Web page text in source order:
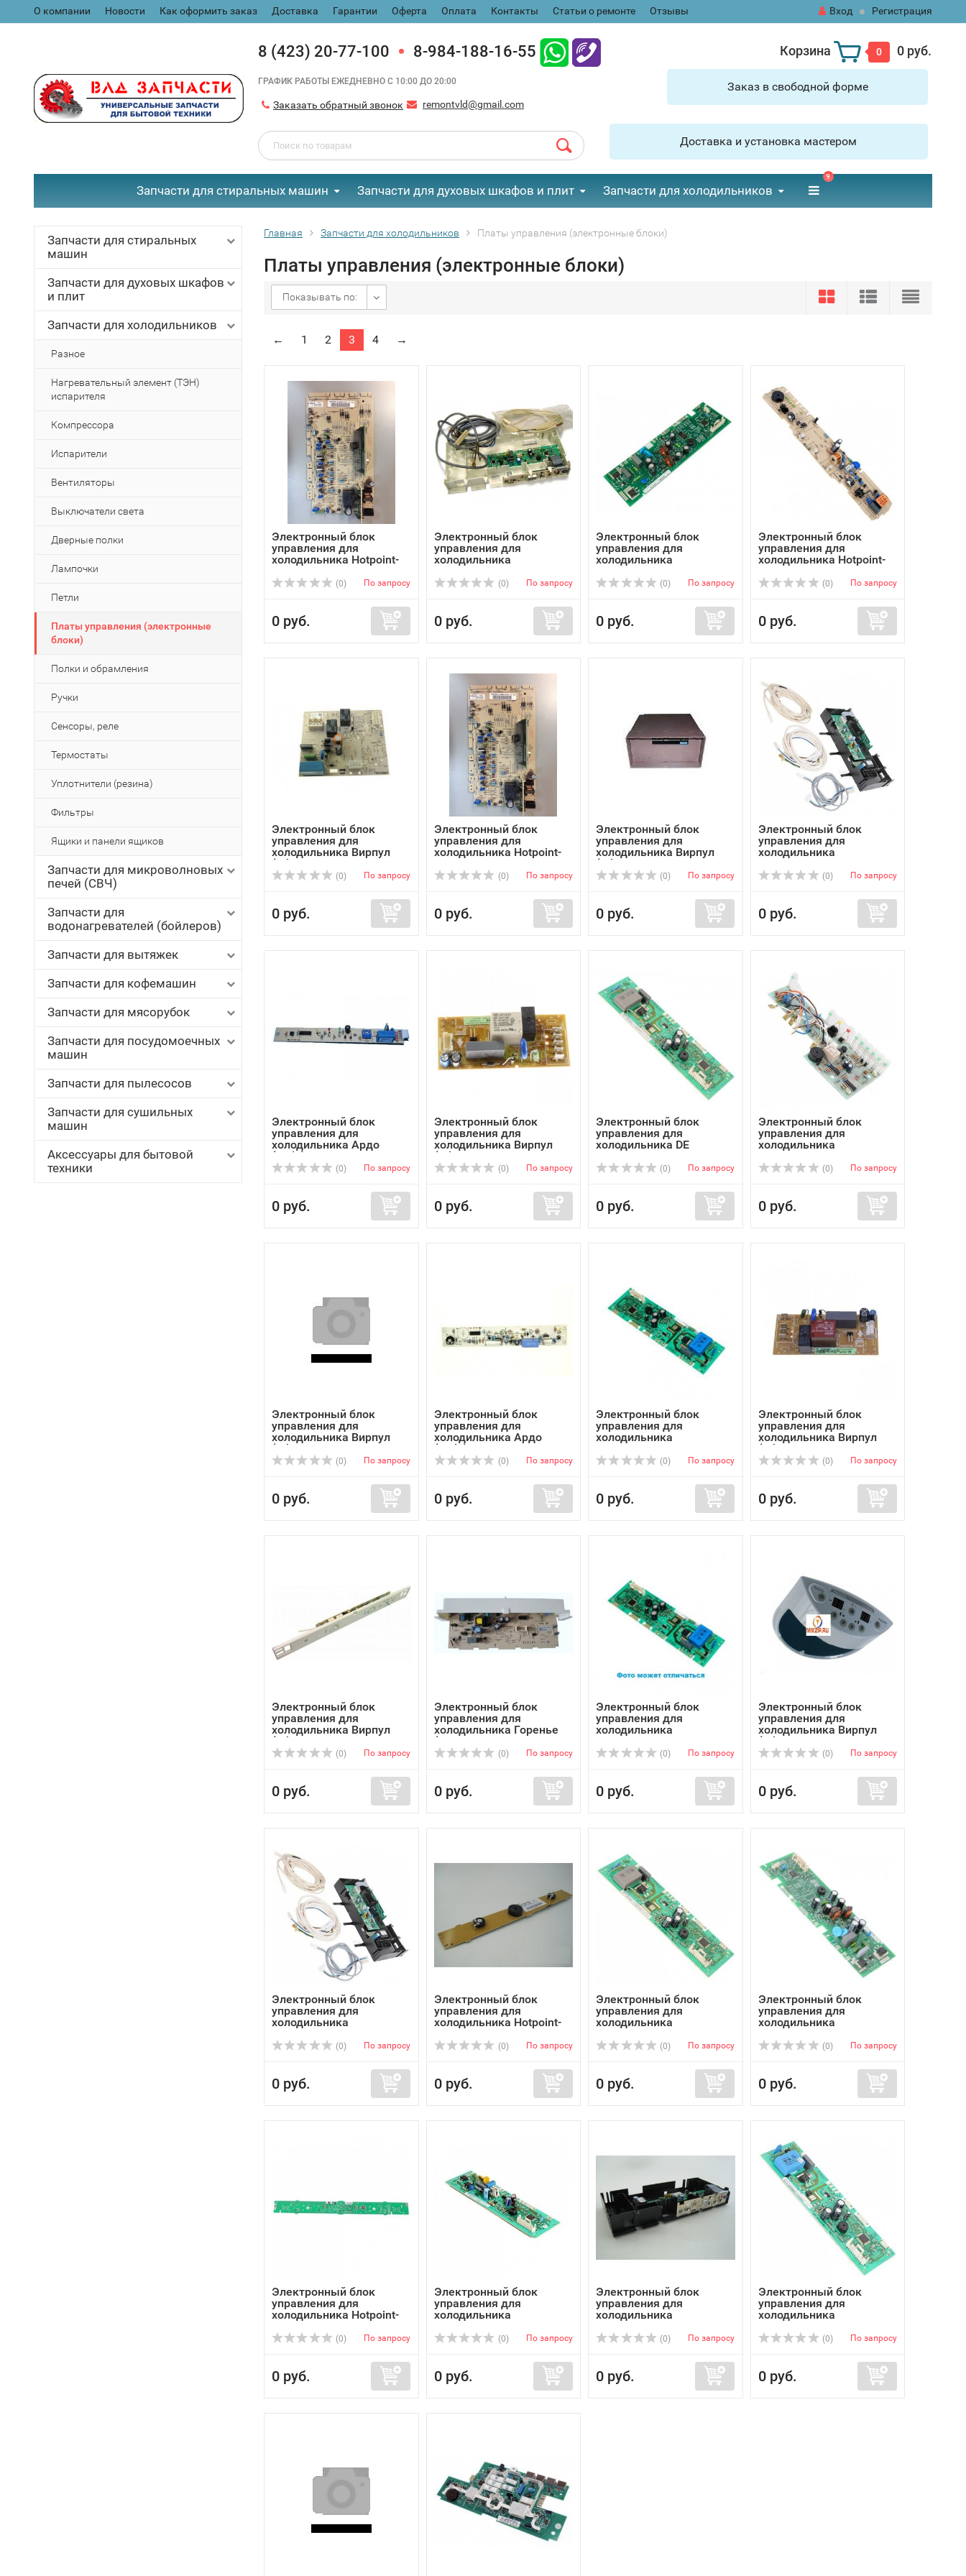
О компании Новости Как оформить заказ Доставка Гарантии Оферта Оплата Контакты Статьи о ремонте Отзывы Вход Регистрация
8 (423) 20-77-100 8-984-188-16-55
ГРАФИК РАБОТЫ ЕЖЕДНЕВНО С 10:00 ДО 20:00
Заказать обратный звонок remontvld@gmail.com
Корзина 0 0 руб.
Заказ в свободной форме
Доставка и установка мастером
Запчасти для стиральных машин Запчасти для духовых шкафов и плит Запчасти для холодильников
9
Запчасти для стиральных
машин
Запчасти для духовых шкафов
и плит
Запчасти для холодильников
Разное
Нагревательный элемент (ТЭН)
испарителя
Компрессора
Испарители
Вентиляторы
Выключатели света
Дверные полки
Лампочки
Петли
Платы управления (электронные
блоки)
Полки и обрамления
Ручки
Сенсоры, реле
Термостаты
Уплотнители (резина)
Фильтры
Ящики и панели ящиков
Запчасти для микроволновых
печей (СВЧ)
Запчасти для
водонагревателей (бойлеров)
Запчасти для вытяжек
Запчасти для кофемашин
Запчасти для мясорубок
Запчасти для посудомоечных
машин
Запчасти для пылесосов
Запчасти для сушильных
машин
Аксессуары для бытовой
техники
Главная Запчасти для холодильников Платы управления (электронные блоки)
Платы управления (электронные блоки)
Показывать по:
← 1 2 3 4 →
Электронный блок
управления для
холодильника Hotpoint-
(0) По запросу
0 руб.
Электронный блок
управления для
холодильника
(0) По запросу
0 руб.
Электронный блок
управления для
холодильника
(0) По запросу
0 руб.
Электронный блок
управления для
холодильника Hotpoint-
(0) По запросу
0 руб.
Электронный блок
управления для
холодильника Вирпул
(Whir...
(0) По запросу
0 руб.
Электронный блок
управления для
холодильника Hotpoint-
(0) По запросу
0 руб.
Электронный блок
управления для
холодильника Вирпул
(Whir...
(0) По запросу
0 руб.
Электронный блок
управления для
холодильника
(0) По запросу
0 руб.
Электронный блок
управления для
холодильника Ардо
(Ardo) ...
(0) По запросу
0 руб.
Электронный блок
управления для
холодильника Вирпул
(Whir...
(0) По запросу
0 руб.
Электронный блок
управления для
холодильника DE
(0) По запросу
0 руб.
Электронный блок
управления для
холодильника
(0) По запросу
0 руб.
Электронный блок
управления для
холодильника Вирпул
(Whir...
(0) По запросу
0 руб.
Электронный блок
управления для
холодильника Ардо
(Ardo) ...
(0) По запросу
0 руб.
Электронный блок
управления для
холодильника
(0) По запросу
0 руб.
Электронный блок
управления для
холодильника Вирпул
(Whir...
(0) По запросу
0 руб.
Электронный блок
управления для
холодильника Вирпул
(Whir...
(0) По запросу
0 руб.
Электронный блок
управления для
холодильника Горенье
(Gor...
(0) По запросу
0 руб.
Электронный блок
управления для
холодильника
(0) По запросу
0 руб.
Электронный блок
управления для
холодильника Вирпул
(Whir...
(0) По запросу
0 руб.
Электронный блок
управления для
холодильника
(0) По запросу
0 руб.
Электронный блок
управления для
холодильника Hotpoint-
(0) По запросу
0 руб.
Электронный блок
управления для
холодильника
(0) По запросу
0 руб.
Электронный блок
управления для
холодильника
(0) По запросу
0 руб.
Электронный блок
управления для
холодильника Hotpoint-
(0) По запросу
0 руб.
Электронный блок
управления для
холодильника
(0) По запросу
0 руб.
Электронный блок
управления для
холодильника
(0) По запросу
0 руб.
Электронный блок
управления для
холодильника
(0) По запросу
0 руб.